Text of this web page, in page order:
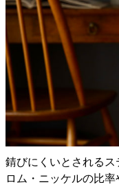
錆びにくいとされる
ロム・ニッケルの比